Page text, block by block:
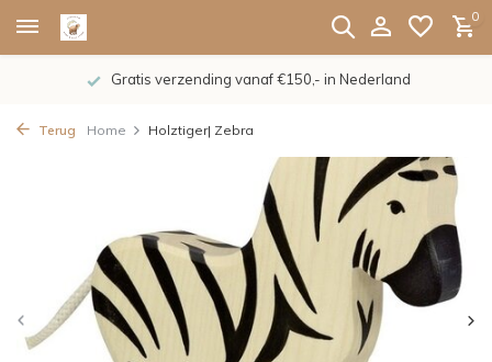
0
Gratis verzending vanaf €150,- in Nederland
Terug Home Holztiger| Zebra